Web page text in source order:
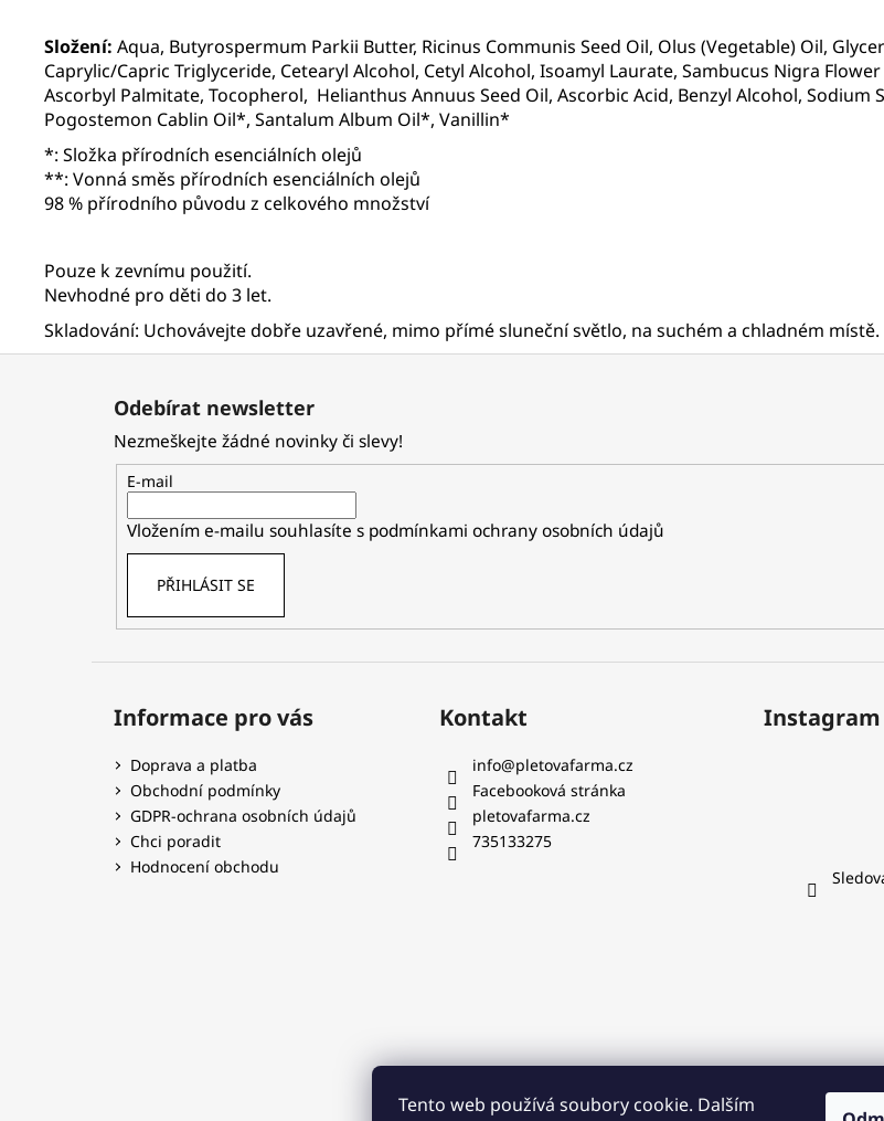
Tento web používá soubory cookie. Dalším
Složení: Aqua, Butyrospermum Parkii Butter, Ricinus Communis Seed Oil, Olus (Vegetable) Oil,
Caprylic/Capric Triglyceride, Cetearyl Alcohol, Cetyl Alcohol, Isoamyl Laurate, Sambucus Nigra
Ascorbyl Palmitate, Tocopherol, Helianthus Annuus Seed Oil, Ascorbic Acid, Benzyl Alcohol,
Pogostemon Cablin Oil*, Santalum Album Oil*, Vanillin*
*: Složka přírodních esenciálních olejů
**: Vonná směs přírodních esenciálních olejů
98 % přírodního původu z celkového množství
Pouze k zevnímu použití.
Nevhodné pro děti do 3 let.
Skladování: Uchovávejte dobře uzavřené, mimo přímé sluneční světlo, na suchém a chladném místě.
Z
Odebírat newsletter
Nezmeškejte žádné novinky či slevy!
E-mail
Vložením e-mailu souhlasíte s podmínkami ochrany osobních údajů
PŘIHLÁSIT SE
Informace pro vás
Doprava a platba
Obchodní podmínky
GDPR-ochrana osobních údajů
Chci poradit
Hodnocení obchodu
Kontakt
info@pletovafarma.cz
Facebooková stránka
pletovafarma.cz
735133275
Instagram